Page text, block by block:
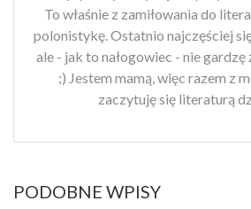
To właśnie z zamiłowania do
polonistykę. Ostatnio najczęściej
ale - jak to nałogowiec - nie gardzę
;) Jestem mamą, więc razem z
zaczytuję się literaturą
PODOBNE WPISY